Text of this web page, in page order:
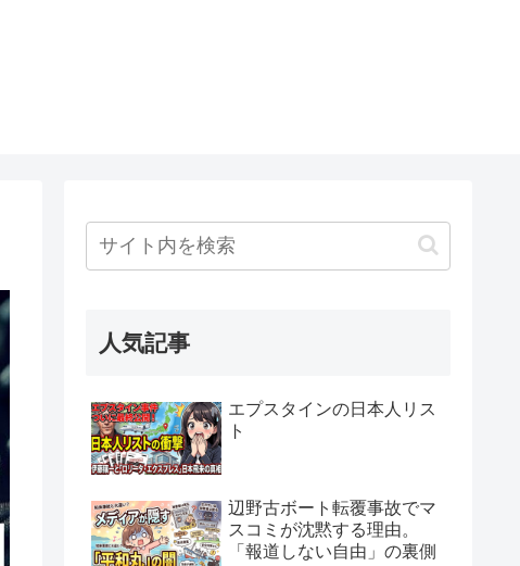
人気記事
エプスタインの日本人リス
ト
辺野古ボート転覆事故でマ
スコミが沈黙する理由。
「報道しない自由」の裏側